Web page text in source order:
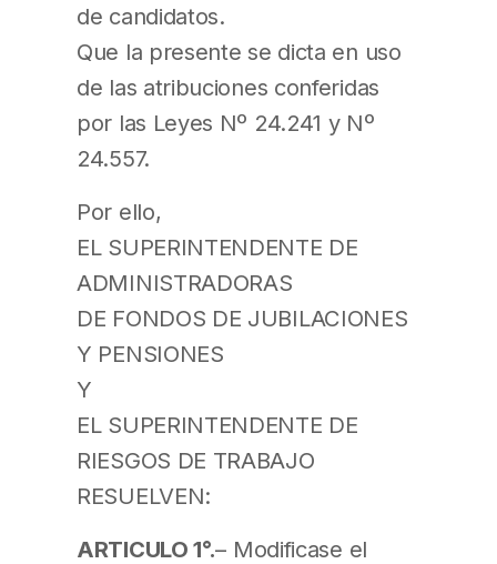
de candidatos.
Que la presente se dicta en uso
de las atribuciones conferidas
por las Leyes Nº 24.241 y Nº
24.557.
Por ello,
EL SUPERINTENDENTE DE
ADMINISTRADORAS
DE FONDOS DE JUBILACIONES
Y PENSIONES
Y
EL SUPERINTENDENTE DE
RIESGOS DE TRABAJO
RESUELVEN:
ARTICULO 1°.– Modificase el